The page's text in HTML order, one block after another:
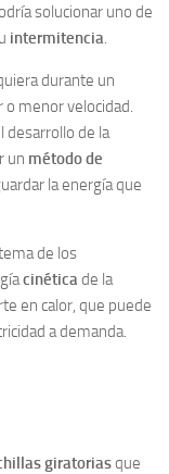
solucionar uno de
intermitencia.
durante un
o menor velocidad.
desarrollo de la
un método de
la energía que
de los
cinéticade la
en calor, que puede
a demanda.
giratoriasque